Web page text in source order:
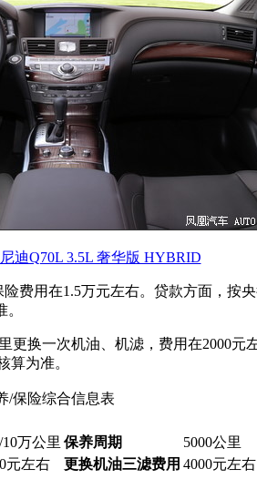
迪Q70L 3.5L 奢华版 HYBRID
费用在1.5万元左右。贷款方面，按
换一次机油、机滤，费用在2000
算为准。
/保险综合信息表
万公里 保养周期
5000公里
元左右 更换机油三滤费用 4000元左右